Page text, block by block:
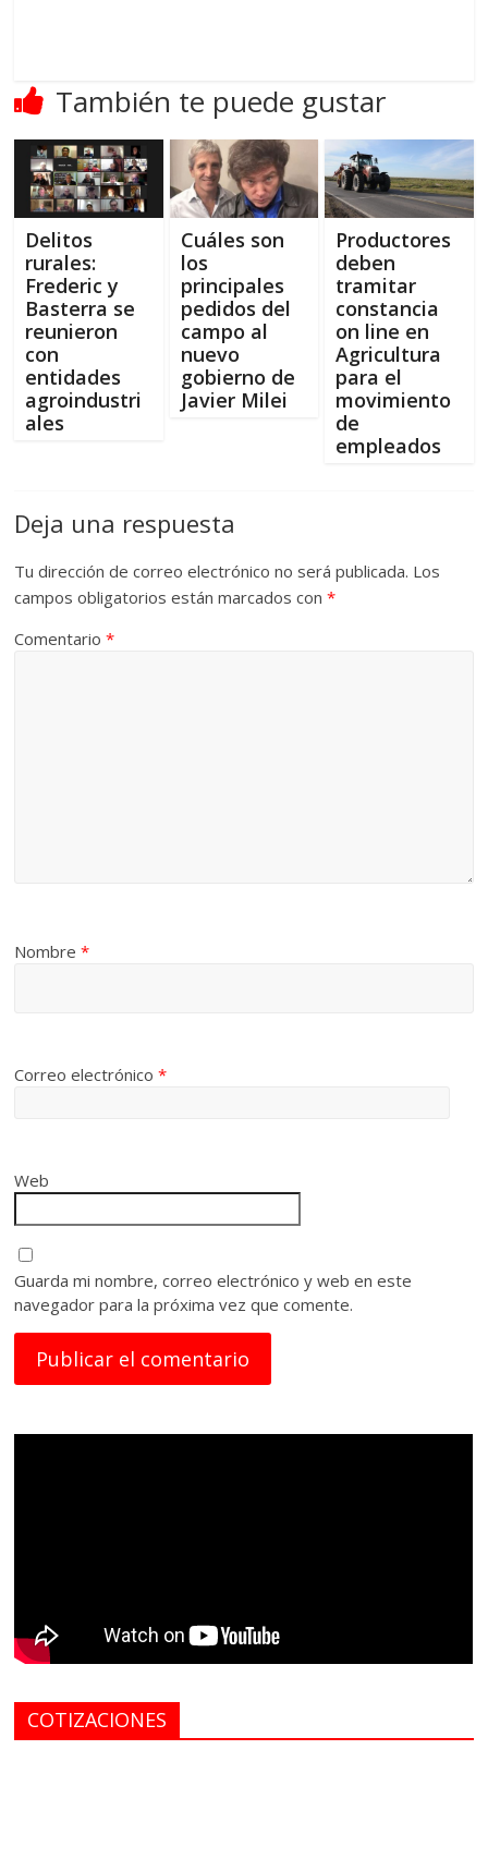
También te puede gustar
Delitos
rurales:
Frederic y
Basterra se
reunieron
con
entidades
agroindustri
ales
Cuáles son
los
principales
pedidos del
campo al
nuevo
gobierno de
Javier Milei
Productores
deben
tramitar
constancia
on line en
Agricultura
para el
movimiento
de
empleados
Deja una respuesta
Tu dirección de correo electrónico no será publicada. Los
campos obligatorios están marcados con*
Comentario*
Nombre*
Correo electrónico*
Web
Guarda mi nombre, correo electrónico y web en este
navegador para la próxima vez que comente.
COTIZACIONES